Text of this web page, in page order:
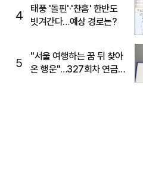
4
태풍 '돌핀'·'찬홈' 한반도
빗겨간다…예상 경로는?
5
"서울 여행하는 꿈 뒤 찾아
온 행운"…327회차 연금